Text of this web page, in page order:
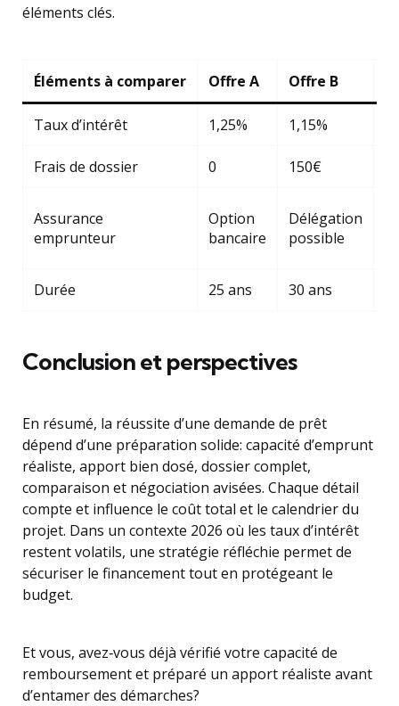
éléments clés.
Éléments à comparer Offre A Offre B
Taux d’intérêt 1,25% 1,15%
Frais de dossier 0 150€
Assurance
emprunteur
Option
bancaire
Délégation
possible
Durée 25 ans 30 ans
Conclusion et perspectives
En résumé, la réussite d’une demande de prêt
dépend d’une préparation solide: capacité d’emprunt
réaliste, apport bien dosé, dossier complet,
comparaison et négociation avisées. Chaque détail
compte et influence le coût total et le calendrier du
projet. Dans un contexte 2026 où les taux d’intérêt
restent volatils, une stratégie réfléchie permet de
sécuriser le financement tout en protégeant le
budget.
Et vous, avez‑vous déjà vérifié votre capacité de
remboursement et préparé un apport réaliste avant
d’entamer des démarches?